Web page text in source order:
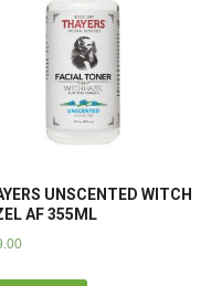
UNSCENTED WITCH
AF 355ML